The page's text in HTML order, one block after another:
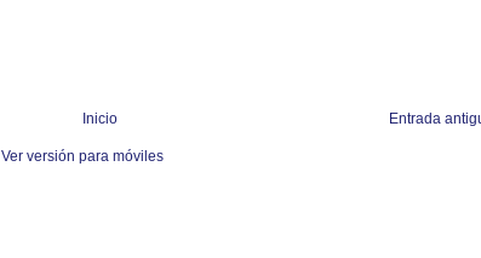
Entrada
Inicio
Ver versión para móviles